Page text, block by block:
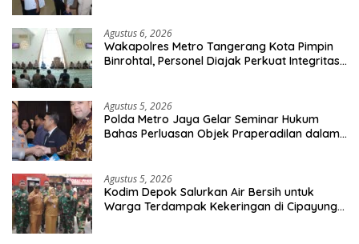
Agustus 6, 2026
Wakapolres Metro Tangerang Kota Pimpin
Binrohtal, Personel Diajak Perkuat Integritas
Agustus 5, 2026
Polda Metro Jaya Gelar Seminar Hukum
Bahas Perluasan Objek Praperadilan dalam
Agustus 5, 2026
Kodim Depok Salurkan Air Bersih untuk
Warga Terdampak Kekeringan di Cipayung